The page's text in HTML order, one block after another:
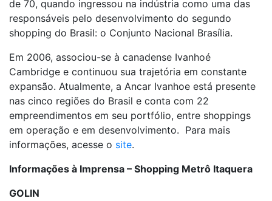
de 70, quando ingressou na indústria como uma das
responsáveis pelo desenvolvimento do segundo
shopping do Brasil: o Conjunto Nacional Brasília.
Em 2006, associou-se à canadense Ivanhoé
Cambridge e continuou sua trajetória em constante
expansão. Atualmente, a Ancar Ivanhoe está presente
nas cinco regiões do Brasil e conta com 22
empreendimentos em seu portfólio, entre shoppings
em operação e em desenvolvimento. Para mais
informações, acesse o site.
Informações à Imprensa – Shopping Metrô Itaquera
GOLIN